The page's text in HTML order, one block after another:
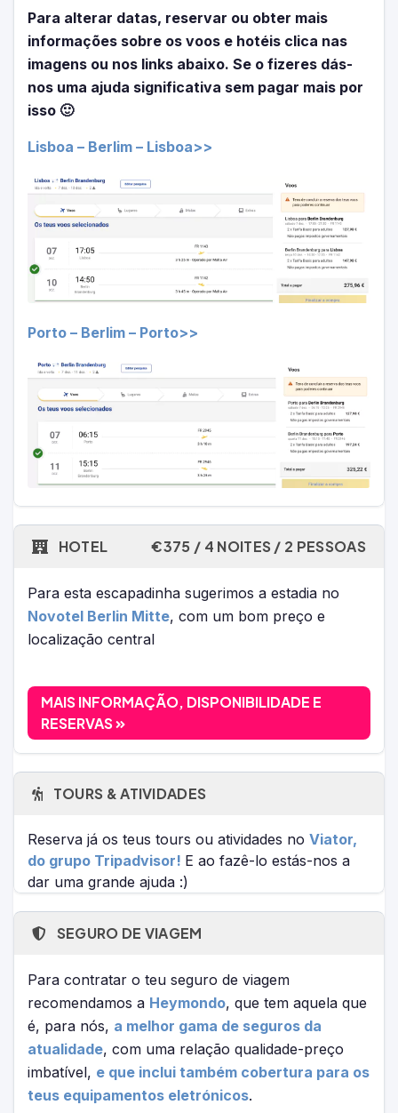
Para alterar datas, reservar ou obter mais
informações sobre os voos e hotéis clica nas
imagens ou nos links abaixo. Se o fizeres dás-
nos uma ajuda significativa sem pagar mais por
isso 🙂
Lisboa – Berlim – Lisboa>>
Porto – Berlim – Porto>>
HOTEL €375 / 4 NOITES / 2 PESSOAS
Para esta escapadinha sugerimos a estadia no
Novotel Berlin Mitte, com um bom preço e
localização central
MAIS INFORMAÇÃO, DISPONIBILIDADE E
RESERVAS
TOURS & ATIVIDADES
Reserva já os teus tours ou atividades no Viator,
do grupo Tripadvisor! E ao fazê-lo estás-nos a
dar uma grande ajuda :)
SEGURO DE VIAGEM
Para contratar o teu seguro de viagem
recomendamos a Heymondo, que tem aquela que
é, para nós, a melhor gama de seguros da
atualidade, com uma relação qualidade-preço
imbatível, e que inclui também cobertura para os
teus equipamentos eletrónicos.